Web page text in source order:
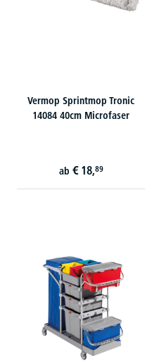
Vermop Sprintmop Tronic
14084 40cm Microfaser
ab € 18,89